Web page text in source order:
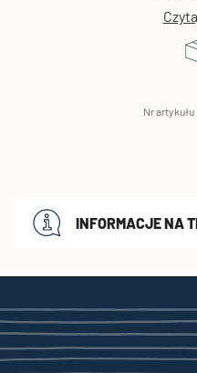
Nr artykułu
INFORMACJE NA